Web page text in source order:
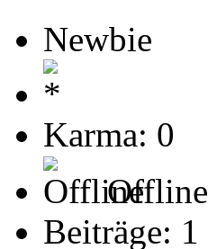
Newbie
Karma: 0
Offline
Beiträge: 1